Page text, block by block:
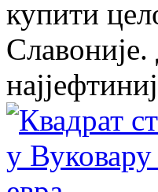
купити